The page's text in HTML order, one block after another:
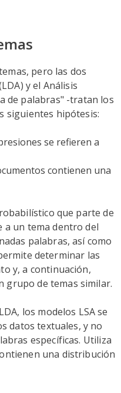
pero las dos
y el Análisis
de palabras" -tratan los
siguientes hipótesis:
se refieren a
contienen una
que parte de
a un tema dentro del
palabras, así como
determinar las
y, a continuación,
grupo de temas similar.
los modelos LSA se
datos textuales, y no
específicas. Utiliza
una distribución